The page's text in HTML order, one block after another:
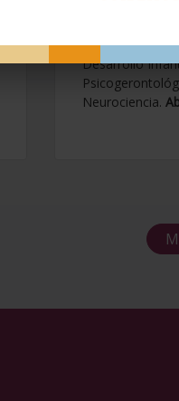
Desarrollo
Neurociencia.